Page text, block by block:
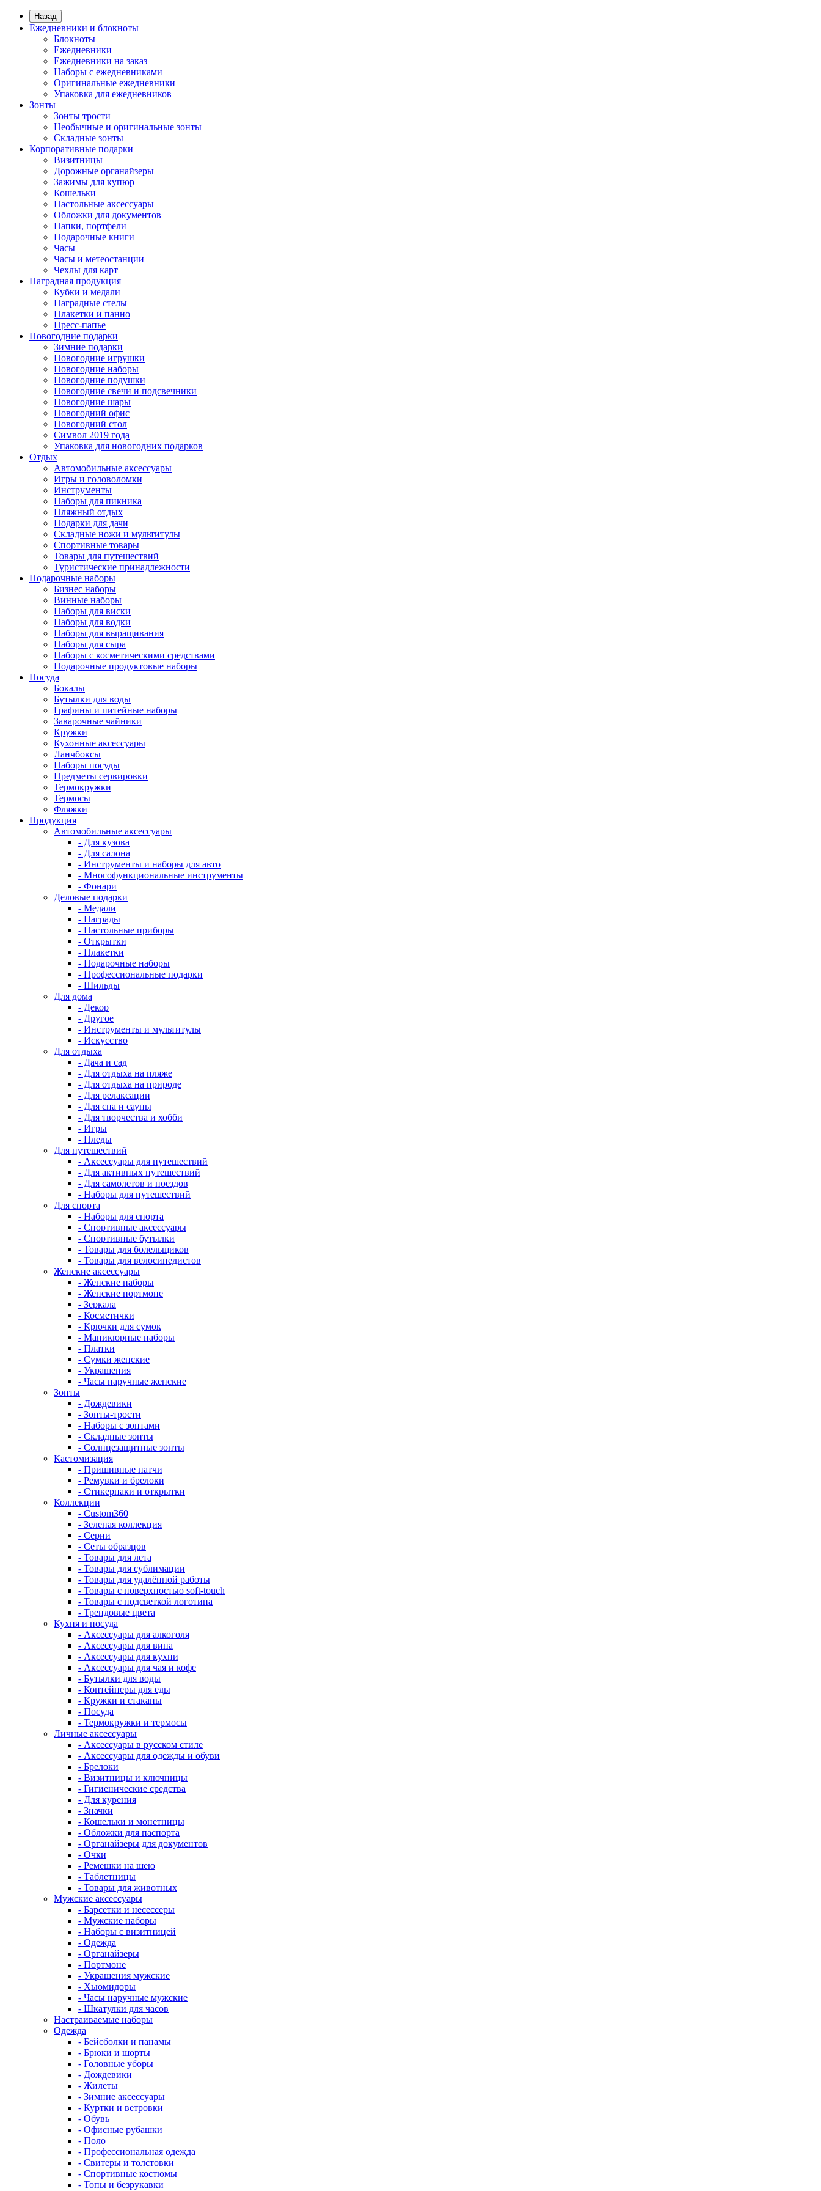
Назад
Ежедневники и блокноты
Блокноты
Ежедневники
Ежедневники на заказ
Наборы с ежедневниками
Оригинальные ежедневники
Упаковка для ежедневников
Зонты
Зонты трости
Необычные и оригинальные зонты
Складные зонты
Корпоративные подарки
Визитницы
Дорожные органайзеры
Зажимы для купюр
Кошельки
Настольные аксессуары
Обложки для документов
Папки, портфели
Подарочные книги
Часы
Часы и метеостанции
Чехлы для карт
Наградная продукция
Кубки и медали
Наградные стелы
Плакетки и панно
Пресс-папье
Новогодние подарки
Зимние подарки
Новогодние игрушки
Новогодние наборы
Новогодние подушки
Новогодние свечи и подсвечники
Новогодние шары
Новогодний офис
Новогодний стол
Символ 2019 года
Упаковка для новогодних подарков
Отдых
Автомобильные аксессуары
Игры и головоломки
Инструменты
Наборы для пикника
Пляжный отдых
Подарки для дачи
Складные ножи и мультитулы
Спортивные товары
Товары для путешествий
Туристические принадлежности
Подарочные наборы
Бизнес наборы
Винные наборы
Наборы для виски
Наборы для водки
Наборы для выращивания
Наборы для сыра
Наборы с косметическими средствами
Подарочные продуктовые наборы
Посуда
Бокалы
Бутылки для воды
Графины и питейные наборы
Заварочные чайники
Кружки
Кухонные аксессуары
Ланчбоксы
Наборы посуды
Предметы сервировки
Термокружки
Термосы
Фляжки
Продукция
Автомобильные аксессуары
- Для кузова
- Для салона
- Инструменты и наборы для авто
- Многофункциональные инструменты
- Фонари
Деловые подарки
- Медали
- Награды
- Настольные приборы
- Открытки
- Плакетки
- Подарочные наборы
- Профессиональные подарки
- Шильды
Для дома
- Декор
- Другое
- Инструменты и мультитулы
- Искусство
Для отдыха
- Дача и сад
- Для отдыха на пляже
- Для отдыха на природе
- Для релаксации
- Для спа и сауны
- Для творчества и хобби
- Игры
- Пледы
Для путешествий
- Аксессуары для путешествий
- Для активных путешествий
- Для самолетов и поездов
- Наборы для путешествий
Для спорта
- Наборы для спорта
- Спортивные аксессуары
- Спортивные бутылки
- Товары для болельщиков
- Товары для велосипедистов
Женские аксессуары
- Женские наборы
- Женские портмоне
- Зеркала
- Косметички
- Крючки для сумок
- Маникюрные наборы
- Платки
- Сумки женские
- Украшения
- Часы наручные женские
Зонты
- Дождевики
- Зонты-трости
- Наборы с зонтами
- Складные зонты
- Солнцезащитные зонты
Кастомизация
- Пришивные патчи
- Ремувки и брелоки
- Стикерпаки и открытки
Коллекции
- Custom360
- Зеленая коллекция
- Серии
- Сеты образцов
- Товары для лета
- Товары для сублимации
- Товары для удалённой работы
- Товары с поверхностью soft-touch
- Товары с подсветкой логотипа
- Трендовые цвета
Кухня и посуда
- Аксессуары для алкоголя
- Аксессуары для вина
- Аксессуары для кухни
- Аксессуары для чая и кофе
- Бутылки для воды
- Контейнеры для еды
- Кружки и стаканы
- Посуда
- Термокружки и термосы
Личные аксессуары
- Аксессуары в русском стиле
- Аксессуары для одежды и обуви
- Брелоки
- Визитницы и ключницы
- Гигиенические средства
- Для курения
- Значки
- Кошельки и монетницы
- Обложки для паспорта
- Органайзеры для документов
- Очки
- Ремешки на шею
- Таблетницы
- Товары для животных
Мужские аксессуары
- Барсетки и несессеры
- Мужские наборы
- Наборы с визитницей
- Одежда
- Органайзеры
- Портмоне
- Украшения мужские
- Хьюмидоры
- Часы наручные мужские
- Шкатулки для часов
Настраиваемые наборы
Одежда
- Бейсболки и панамы
- Брюки и шорты
- Головные уборы
- Дождевики
- Жилеты
- Зимние аксессуары
- Куртки и ветровки
- Обувь
- Офисные рубашки
- Поло
- Профессиональная одежда
- Свитеры и толстовки
- Спортивные костюмы
- Топы и безрукавки